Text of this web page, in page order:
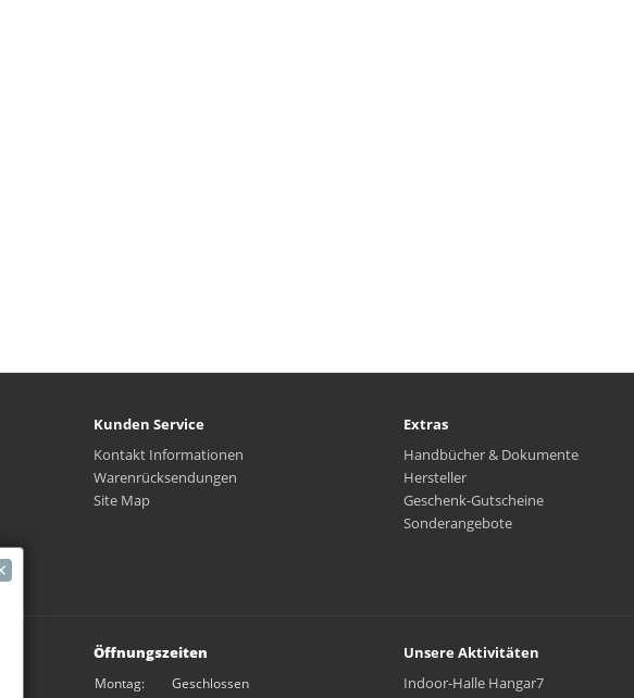
Kunden Service
Kontakt Informationen
Warenrücksendungen
Site Map
Extras
Handbücher & Dokumente
Hersteller
Geschenk-Gutscheine
Sonderangebote
Öffnungszeiten
Montag: Geschlossen
Unsere Aktivitäten
Indoor-Halle Hangar7